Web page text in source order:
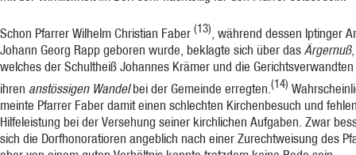
Schon Pfarrer Wilhelm Christian Faber (13), während dessen Iptinger
Johann Georg Rapp geboren wurde, beklagte sich über das Ärgernuß,
welches der Schultheiß Johannes Krämer und die
ihren anstössigen Wandelbei der Gemeinde er­regten. (14)
meinte Pfarrer Faber damit einen schlechten Kirchenbesuch und
Hilfeleistung bei der Verse­hung seiner kirchlichen Aufgaben. Zwar
sich die Dorfho­noratioren angeblich nach einer Zurechtweisung des